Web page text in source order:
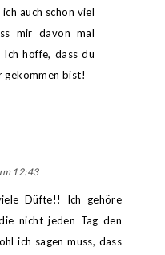
auch schon viel
mir davon mal
hoffe, dass du
gekommen bist!
12:43
Düfte!! Ich gehöre
nicht jeden Tag den
ich sagen muss, dass